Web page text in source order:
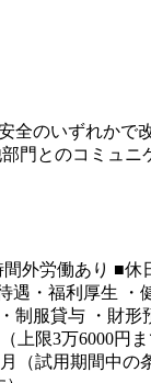
全のいずれか
門とのコミュ
外労働あり ■
・福利厚生
制服貸与 ・財
限3万6000円
（試用期間中